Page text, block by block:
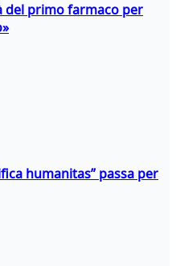
del primo farmaco per
humanitas” passa per